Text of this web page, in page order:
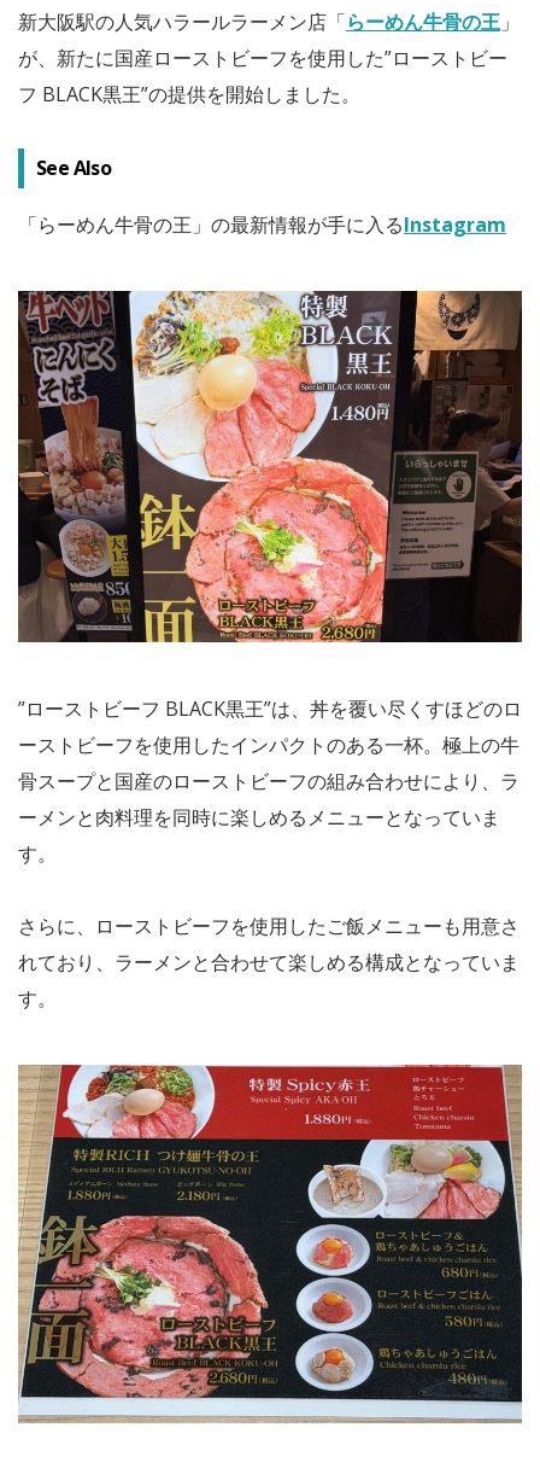
新大阪駅の人気ハラールラーメン店「らーめん牛骨の王 」
が、新たに国産ローストビーフを使用した”ローストビー
フ BLACK黒王”の提供を開始しました。
See Also
「らーめん牛骨の王」の最新情報が手に入るInstagram
”ローストビーフ BLACK黒王”は、丼を覆い尽くすほどのロ
ーストビーフを使用したインパクトのある一杯。極上の牛
骨スープと国産のローストビーフの組み合わせにより、ラ
ーメンと肉料理を同時に楽しめるメニューとなっていま
す。
さらに、ローストビーフを使用したご飯メニューも用意さ
れており、ラーメンと合わせて楽しめる構成となっていま
す。